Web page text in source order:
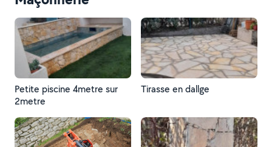
Petite piscine 4metre sur
2metre
Tirasse en dallge